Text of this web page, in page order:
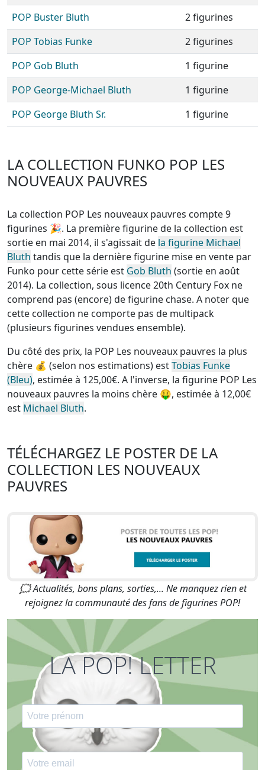
POP Buster Bluth
2 figurines
POP Tobias Funke
2 figurines
POP Gob Bluth
1 figurine
POP George-Michael Bluth
1 figurine
POP George Bluth Sr.
1 figurine
LA COLLECTION FUNKO POP LES
NOUVEAUX PAUVRES
La collection POP Les nouveaux pauvres compte 9
figurines 🎉. La première figurine de la collection est
sortie en mai 2014, il s'agissait de la figurine Michael
Bluth tandis que la dernière figurine mise en vente par
Funko pour cette série est Gob Bluth (sortie en août
2014). La collection, sous licence 20th Century Fox ne
comprend pas (encore) de figurine chase. A noter que
cette collection ne comporte pas de multipack
(plusieurs figurines vendues ensemble).
Du côté des prix, la POP Les nouveaux pauvres la plus
chère 💰 (selon nos estimations) estTobias Funke
(Bleu), estimée à 125,00€. A l'inverse, la figurine POP Les
nouveaux pauvres la moins chère 🤑, estimée à 12,00€
est Michael Bluth.
TÉLÉCHARGEZ LE POSTER DE LA
COLLECTION LES NOUVEAUX
PAUVRES
🗯 Actualités, bons plans, sorties,... Ne manquez rien et
rejoignez la communauté des fans de figurines POP!
LA POP! LETTER